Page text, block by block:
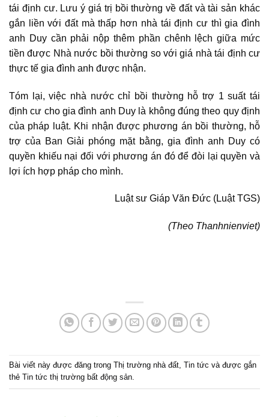
tái định cư. Lưu ý giá trị bồi thường về đất và tài sản khác
gắn liền với đất mà thấp hơn nhà tái định cư thì gia đình
anh Duy cần phải nộp thêm phần chênh lệch giữa mức
tiền được Nhà nước bồi thường so với giá nhà tái định cư
thực tế gia đình anh được nhận.
Tóm lại, việc nhà nước chỉ bồi thường hỗ trợ 1 suất tái
định cư cho gia đình anh Duy là không đúng theo quy định
của pháp luật. Khi nhận được phương án bồi thường, hỗ
trợ của Ban Giải phóng mặt bằng, gia đình anh Duy có
quyền khiếu nại đối với phương án đó để đòi lại quyền và
lợi ích hợp pháp cho mình.
Luật sư Giáp Văn Đức (Luật TGS)
(Theo Thanhnienviet)
Bài viết này được đăng trong Thị trường nhà đất, Tin tức và được gắn
thẻ Tin tức thị trường bất động sản.